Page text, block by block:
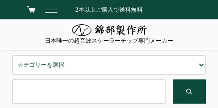
2本以上ご購入で送料無料
日本唯一の超音波スケーラーチップ専門メーカー